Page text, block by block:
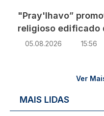
"Pray'lhavo”
religioso edificado
05.08.2026 15:56
Ver
MAIS LIDAS